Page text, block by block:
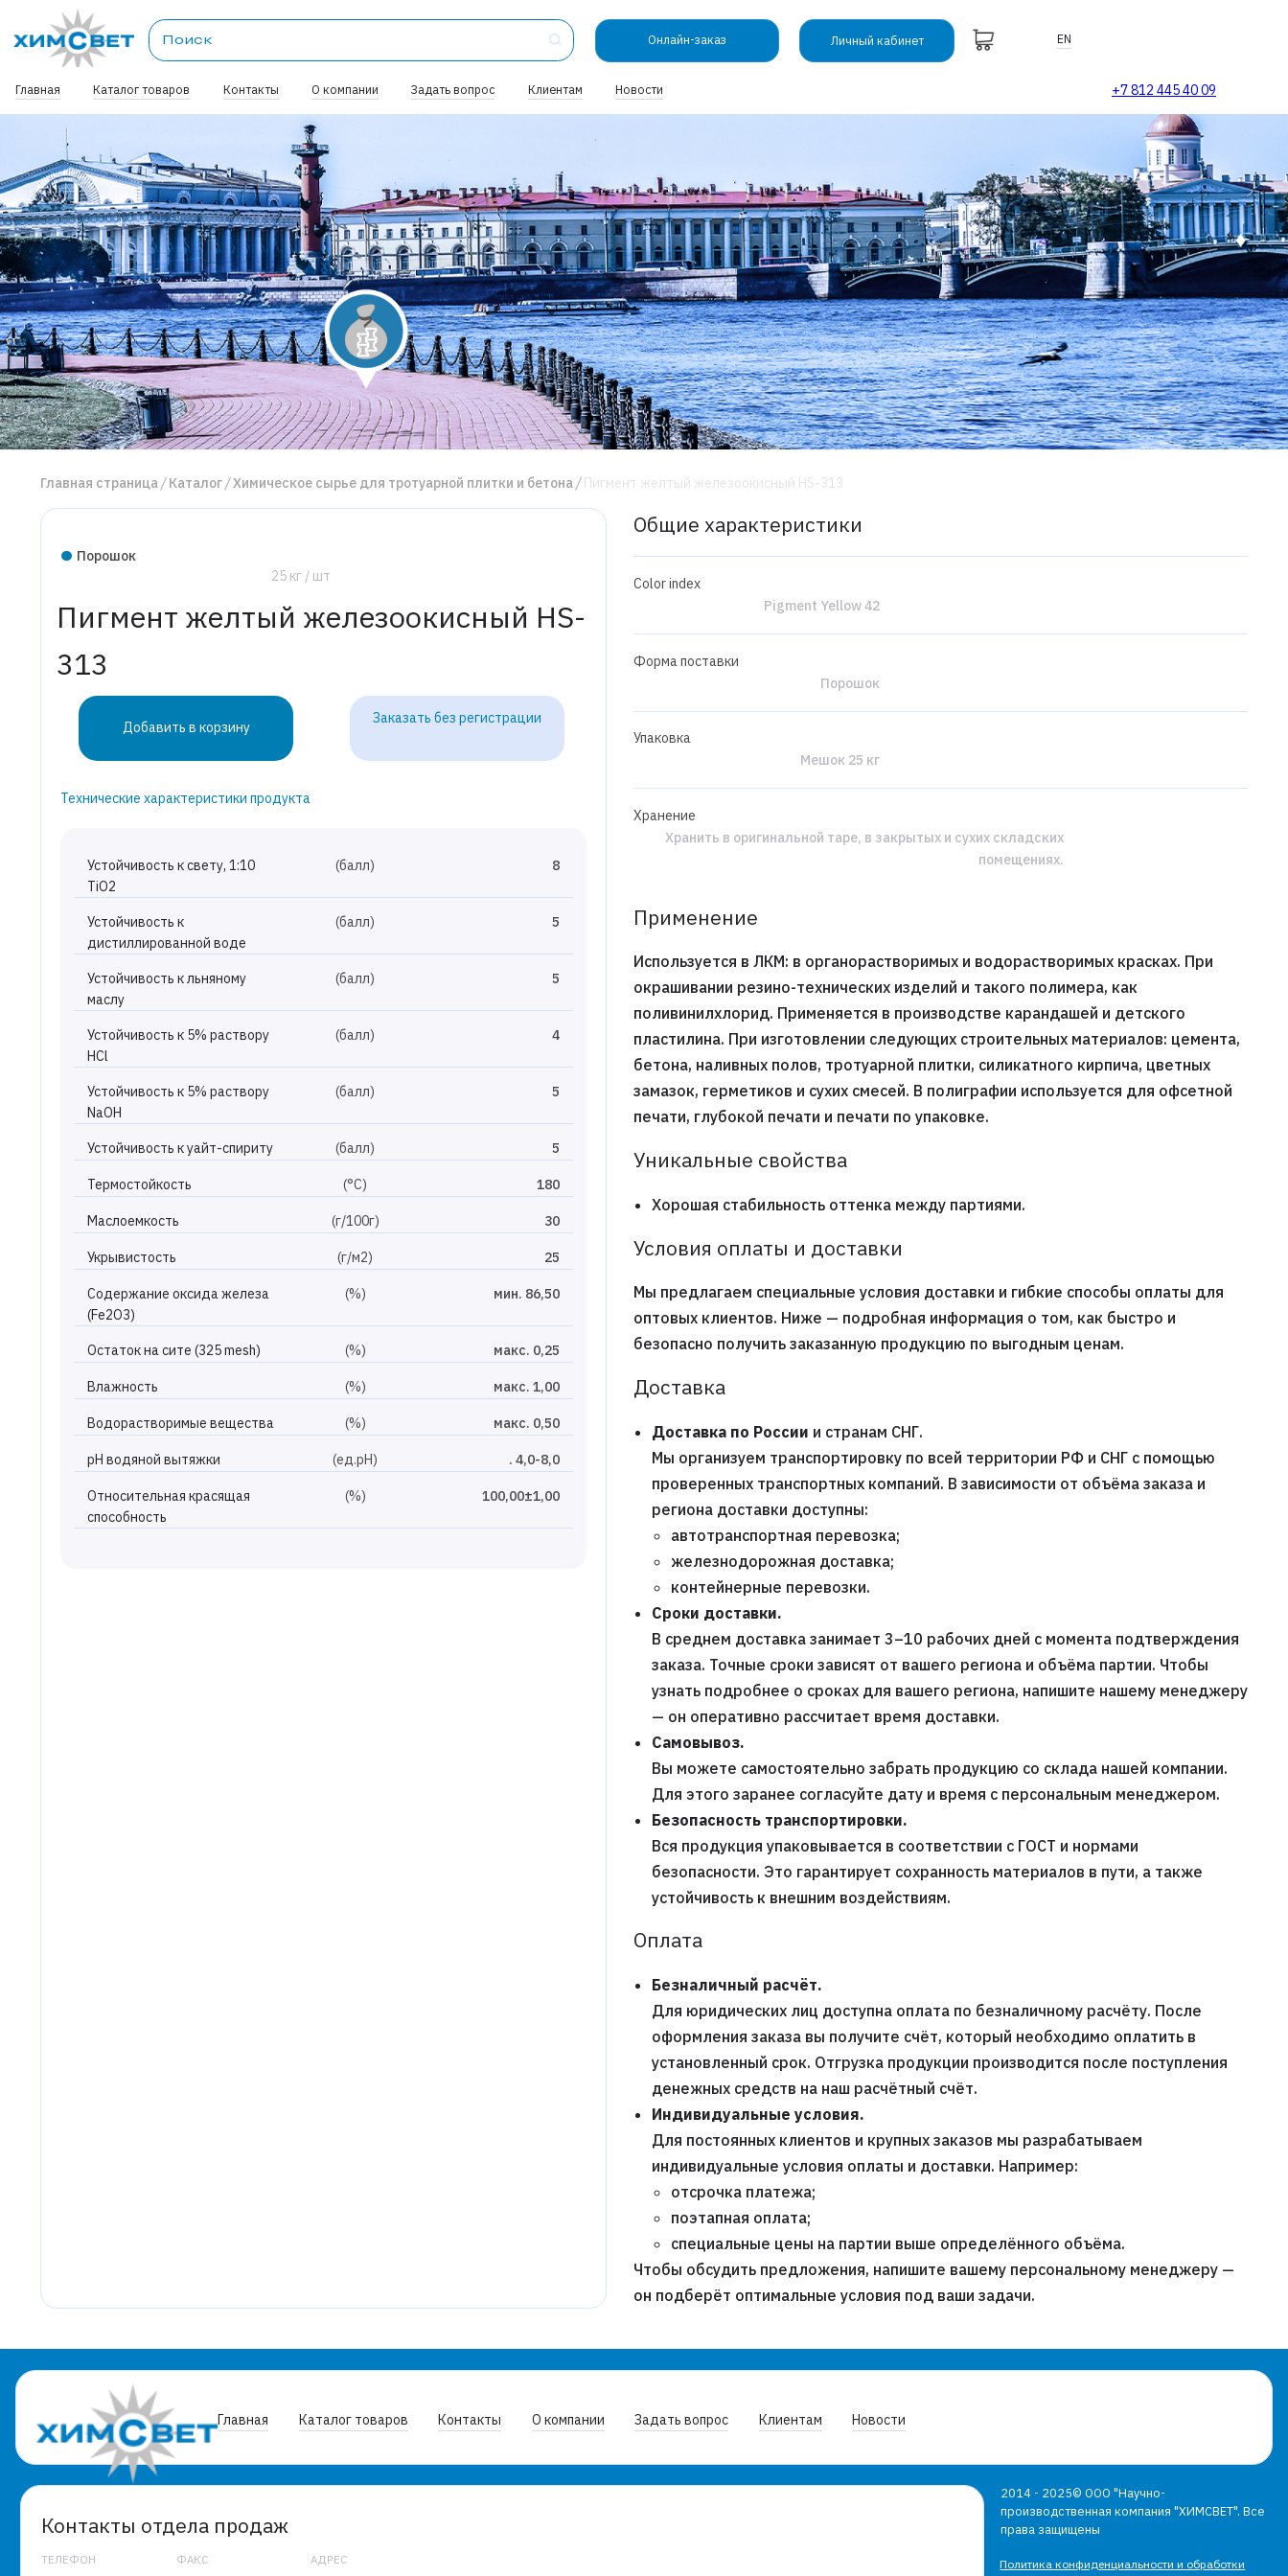
Онлайн-заказ Личный кабинет EN
Главная Каталог товаров Контакты О компании Задать вопрос Клиентам Новости +7 812 445 40 09
Главная страница Каталог Химическое сырье для тротуарной плитки и бетона Пигмент желтый железоокисный HS-313
Порошок
25 кг / шт
Пигмент желтый железоокисный HS-
313
Добавить в корзину
Заказать без регистрации
Технические характеристики продукта
Устойчивость к свету, 1:10
TiO2
(балл) 8
Устойчивость к
дистиллированной воде
(балл) 5
Устойчивость к льняному
маслу
(балл) 5
Устойчивость к 5% раствору
HCl
(балл) 4
Устойчивость к 5% раствору
NaOH
(балл) 5
Устойчивость к уайт-спириту (балл) 5
Термостойкость (°С) 180
Маслоемкость (г/100г) 30
Укрывистость (г/м2) 25
Содержание оксида железа
(Fe2O3)
(%) мин. 86,50
Остаток на сите (325 mesh) (%) макс. 0,25
Влажность (%) макс. 1,00
Водорастворимые вещества (%) макс. 0,50
рН водяной вытяжки (ед.рН) . 4,0-8,0
Относительная красящая
способность
(%) 100,00±1,00
Общие характеристики
Color index
Pigment Yellow 42
Форма поставки
Порошок
Упаковка
Мешок 25 кг
Хранение
Хранить в оригинальной таре, в закрытых и сухих складских
помещениях.
Применение
Используется в ЛКМ: в органорастворимых и водорастворимых красках. При
окрашивании резино-технических изделий и такого полимера, как
поливинилхлорид. Применяется в производстве карандашей и детского
пластилина. При изготовлении следующих строительных материалов: цемента,
бетона, наливных полов, тротуарной плитки, силикатного кирпича, цветных
замазок, герметиков и сухих смесей. В полиграфии используется для офсетной
печати, глубокой печати и печати по упаковке.
Уникальные свойства
Хорошая стабильность оттенка между партиями.
Условия оплаты и доставки
Мы предлагаем специальные условия доставки и гибкие способы оплаты для
оптовых клиентов. Ниже — подробная информация о том, как быстро и
безопасно получить заказанную продукцию по выгодным ценам.
Доставка
Доставка по России и странам СНГ.
Мы организуем транспортировку по всей территории РФ и СНГ с помощью
проверенных транспортных компаний. В зависимости от объёма заказа и
региона доставки доступны:
автотранспортная перевозка;
железнодорожная доставка;
контейнерные перевозки.
Сроки доставки.
В среднем доставка занимает 3–10 рабочих дней с момента подтверждения
заказа. Точные сроки зависят от вашего региона и объёма партии. Чтобы
узнать подробнее о сроках для вашего региона, напишите нашему менеджеру
— он оперативно рассчитает время доставки.
Самовывоз.
Вы можете самостоятельно забрать продукцию со склада нашей компании.
Для этого заранее согласуйте дату и время с персональным менеджером.
Безопасность транспортировки.
Вся продукция упаковывается в соответствии с ГОСТ и нормами
безопасности. Это гарантирует сохранность материалов в пути, а также
устойчивость к внешним воздействиям.
Оплата
Безналичный расчёт.
Для юридических лиц доступна оплата по безналичному расчёту. После
оформления заказа вы получите счёт, который необходимо оплатить в
установленный срок. Отгрузка продукции производится после поступления
денежных средств на наш расчётный счёт.
Индивидуальные условия.
Для постоянных клиентов и крупных заказов мы разрабатываем
индивидуальные условия оплаты и доставки. Например:
отсрочка платежа;
поэтапная оплата;
специальные цены на партии выше определённого объёма.
Чтобы обсудить предложения, напишите вашему персональному менеджеру —
он подберёт оптимальные условия под ваши задачи.
Главная Каталог товаров Контакты О компании Задать вопрос Клиентам Новости
Контакты отдела продаж
ТЕЛЕФОН ФАКС АДРЕС
2014 - 2025© ООО "Научно-
производственная компания "ХИМСВЕТ". Все
права защищены
Политика конфиденциальности и обработки